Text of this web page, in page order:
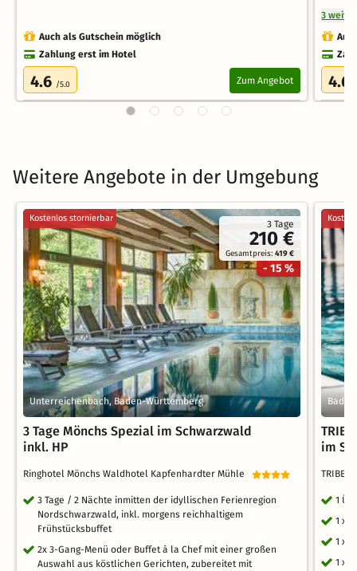
Auch als Gutschein möglich
Zahlung erst im Hotel
4.6 /5.0 Zum Angebot
3
4.6
Weitere Angebote in der Umgebung
3 Tage
210 €
Gesamtpreis:419 €
- 15 %
Kostenlos stornierbar
Unterreichenbach, Baden-Württemberg
3 Tage Mönchs Spezial im Schwarzwald
inkl. HP
Ringhotel Mönchs Waldhotel Kapfenhardter Mühle
3 Tage / 2 Nächte inmitten der idyllischen Ferienregion
Nordschwarzwald, inkl. morgens reichhaltigem
Frühstücksbuffet
2x 3-Gang-Menü oder Buffet à la Chef mit einer großen
Auswahl aus köstlichen Gerichten, zubereitet mit
im
TRIBE
1
1 x
1 x
1 x